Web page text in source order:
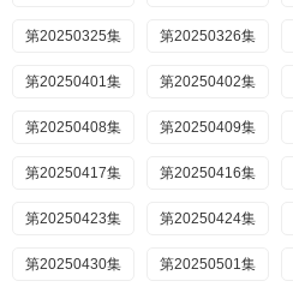
第20250325集 第20250326集
第20250401集 第20250402集
第20250408集 第20250409集
第20250417集 第20250416集
第20250423集 第20250424集
第20250430集 第20250501集